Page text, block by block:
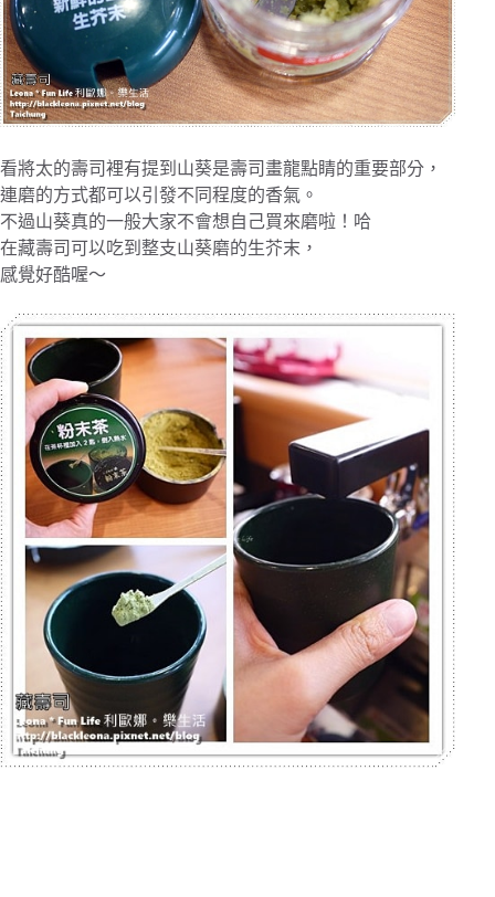
看將太的壽司裡有提到山葵是壽司畫龍點睛的重要部分，
連磨的方式都可以引發不同程度的香氣。
不過山葵真的一般大家不會想自己買來磨啦！哈
在藏壽司可以吃到整支山葵磨的生芥末，
感覺好酷喔～